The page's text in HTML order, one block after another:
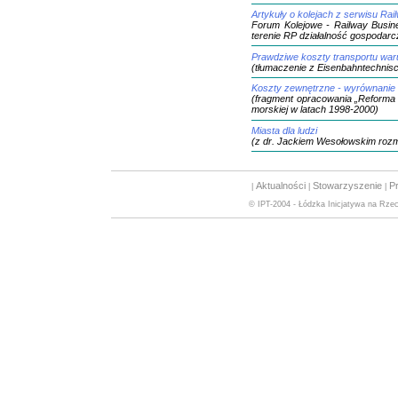
Artykuły o kolejach z serwisu
Forum Kolejowe - Railway
terenie RP działalność
Prawdziwe koszty transportu
(tłumaczenie z
Koszty zewnętrzne -
(fragment opracowania
morskiej w latach 1998-2000)
Miasta dla ludzi
(z dr. Jackiem Wesołowskim
Aktualności Stowarzyszenie
© IPT-2004 - Łódzka Inicjatywa na